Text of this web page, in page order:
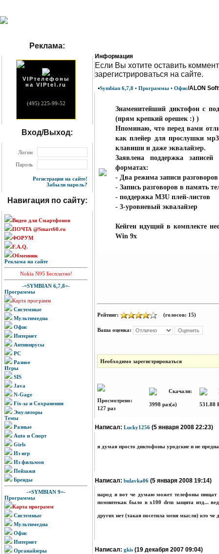
Реклама:
VIPтелефоны
на VIPtel.ru
(495) 225-99-52
Вход/Выход:
Логин
Пароль
Регистрация на сайте!
Забыли пароль?
Навигация по сайту:
Видео для Смартфонов
ПОЧТА @Smart60.ru
ФОРУМ
F.A.Q.
Обменник
Реклама на сайте
Nokia N95 Бесплатно!
-=SYMBIAN 6,7,8=-
Программы
Карта программ
Системные
Мультимедиа
Офис
Интернет
Антивирусы
PC
Разное
Игры
SIS
Java
N-Gage
Fix-ы и Сохранения
Эмуляторы
Темы
Разные
Auto и Спорт
Girls
Из игр
Из фильмов
Пейзажи
Бренды
-=SYMBIAN 9=-
Программы
Карта программ
Системные
Мультимедиа
Офис
Интернет
Органайзеры
Информация
Eсли Вы хотите оставить
зарегистрироваться на сайте.
•Symbian 6,7,8 • Программы • Офис/ALON
Знаменитейший диктофон с
(прям крепкий орешек :) )
Нпоминаю, что перед вами
как плейер для прослушки
клавиши и даже эквалайзер.
Заявлена поддержка
форматах:
- Два режима записи
- Запись разговоров в память
- поддержка M3U плей-листов
- 3-уровневый эквалайзер
Кейген идущий в комплекте
Win 9x
Рейтинг: (голосов: 15)
Ваша оценка:
Необходимо зарегистрироваться
Просмотрено:
127 раз
Скачали:
3998 раз(а) 531.88
Написал: Lucky1256 (5 января 2008 22:23)
я думая просто диктофоны уродские и не
Написал: bulavka06 (5 января 2008 19:14)
народ я вот че думаю может телефоны пищат
помнитекак было в х100 drm защита итд...
других нет (такая посетила меня мысля) кто че
Написал: gkis (19 декабря 2007 09:04)